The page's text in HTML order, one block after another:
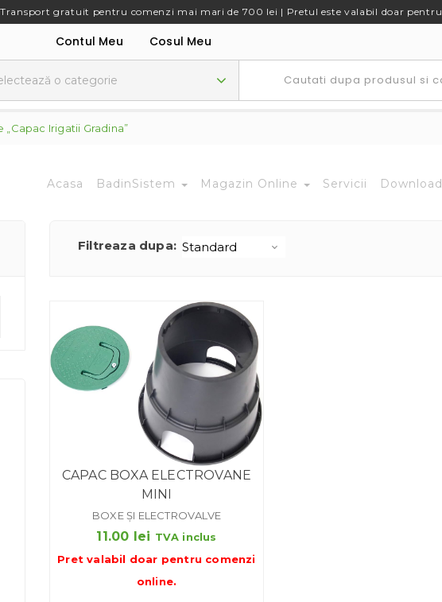
Transport gratuit pentru comenzi mai mari de 700 lei | Pretul este valabil doar pentru
Contul Meu Cosul Meu
„capac Irigatii Gradina”
Acasa BadinSistem Magazin Online Servicii Download
Filtreaza dupa:
CAPAC BOXA ELECTROVANE
MINI
BOXE ȘI ELECTROVALVE
11.00 lei TVA inclus
Pret valabil doar pentru comenzi
online.